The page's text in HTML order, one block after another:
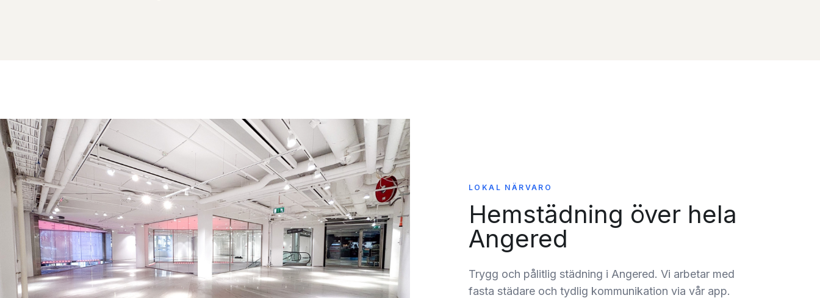
LOKAL NÄRVARO
Hemstädning över hela
Angered
Trygg och pålitlig städning i Angered. Vi arbetar med
fasta städare och tydlig kommunikation via vår app.